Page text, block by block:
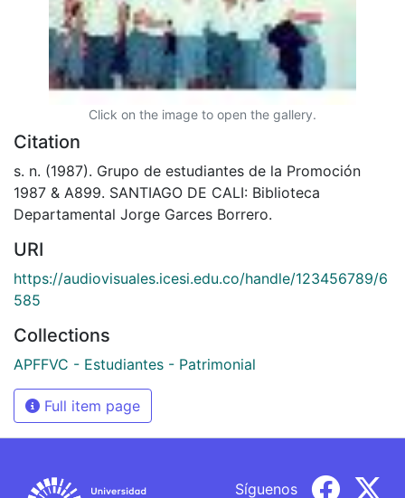
Click on the image to open the gallery.
Citation
s. n. (1987). Grupo de estudiantes de la Promoción
1987 & A899. SANTIAGO DE CALI: Biblioteca
Departamental Jorge Garces Borrero.
URI
https://audiovisuales.icesi.edu.co/handle/123456789/6
585
Collections
APFFVC - Estudiantes - Patrimonial
Full item page
Síguenos